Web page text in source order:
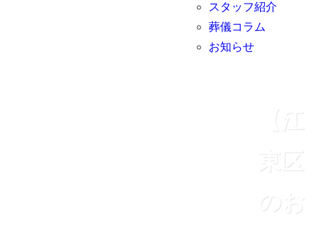
スタッフ紹介
葬儀コラム
お知らせ
【江
東区
のお